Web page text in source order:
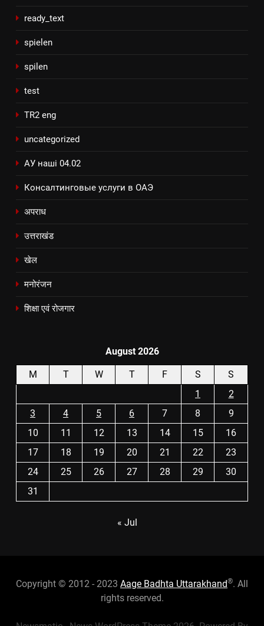
ready_text
spielen
spilen
test
TR2 eng
uncategorized
АУ наші 04.02
Консалтинговые услуги в ОАЭ
अपराध
उत्तराखंड
खेल
मनोरंजन
शिक्षा एवं रोजगार
August 2026
M T W T F S
S
1
2
3
4 5 6 7 8
9
10
11 12 13 14 15
16
17
18 19 20 21 22
23
24
25 26 27 28 29
30
31
« Jul
Copyright © 2012 - 2023 Aage Badhta Uttarakhand®. All
rights reserved.